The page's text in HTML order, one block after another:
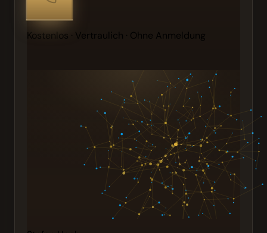
Kostenlos · Vertraulich · Ohne Anmeldung